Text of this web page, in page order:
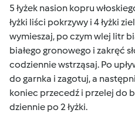
5 łyżek nasion kopru
łyżki liści pokrzywy i 4 łyżki
wymieszaj, po czym wlej litr
białego gronowego i zakręć
codziennie wstrząsaj. Po
do garnka i zagotuj, a
koniec przecedź i przelej do
dziennie po 2 łyżki.